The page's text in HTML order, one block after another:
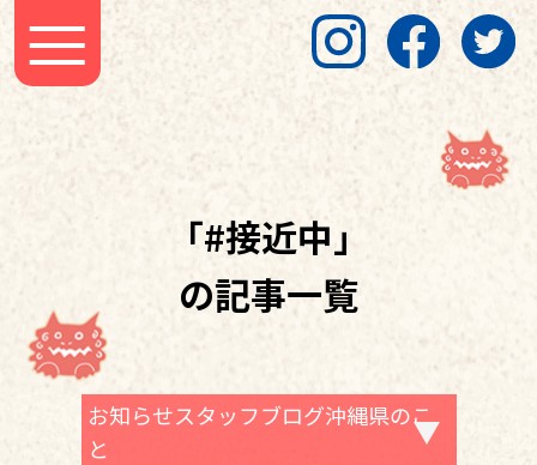
「#接近中」
の記事一覧
お知らせスタッフブログ沖縄県のこ
と